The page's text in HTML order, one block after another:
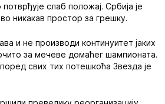
слаб положај. Србија је
никакав простор за грешку.
и не производи континуитет јаких
за мечеве домаћег шампионата.
свих тих потешкоћа Звезда је